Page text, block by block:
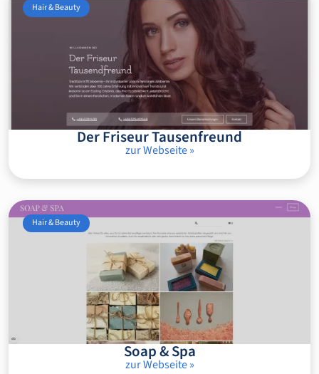
Hair & Beauty
Der Friseur Tausenfreund
zur Webseite »
Hair & Beauty
Soap & Spa
zur Webseite »